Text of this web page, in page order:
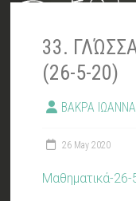
33.
(26-5-20)
ΒΑΚΡΑ ΙΩΑΝΝΑ
26 May 2020
Μαθηματικά-26-